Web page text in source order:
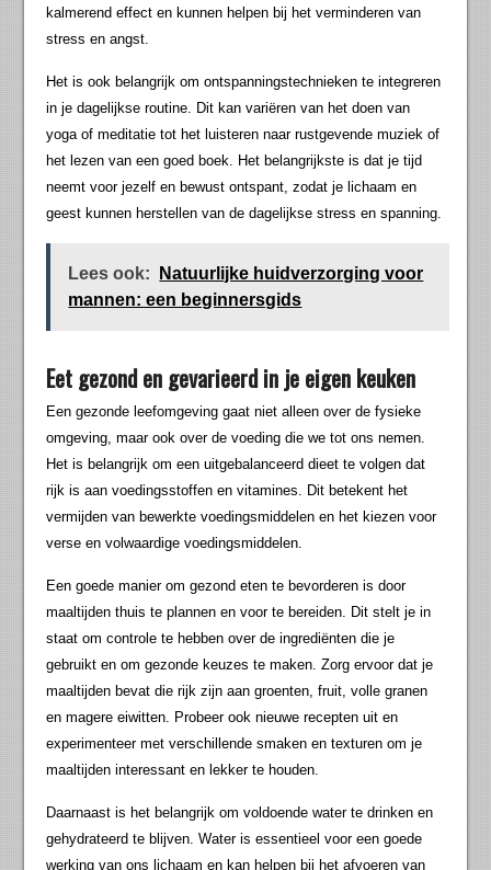
kalmerend effect en kunnen helpen bij het verminderen van
stress en angst.
Het is ook belangrijk om ontspanningstechnieken te integreren
in je dagelijkse routine. Dit kan variëren van het doen van
yoga of meditatie tot het luisteren naar rustgevende muziek of
het lezen van een goed boek. Het belangrijkste is dat je tijd
neemt voor jezelf en bewust ontspant, zodat je lichaam en
geest kunnen herstellen van de dagelijkse stress en spanning.
Lees ook:
Natuurlijke huidverzorging voor
mannen: een beginnersgids
Eet gezond en gevarieerd in je eigen keuken
Een gezonde leefomgeving gaat niet alleen over de fysieke
omgeving, maar ook over de voeding die we tot ons nemen.
Het is belangrijk om een uitgebalanceerd dieet te volgen dat
rijk is aan voedingsstoffen en vitamines. Dit betekent het
vermijden van bewerkte voedingsmiddelen en het kiezen voor
verse en volwaardige voedingsmiddelen.
Een goede manier om gezond eten te bevorderen is door
maaltijden thuis te plannen en voor te bereiden. Dit stelt je in
staat om controle te hebben over de ingrediënten die je
gebruikt en om gezonde keuzes te maken. Zorg ervoor dat je
maaltijden bevat die rijk zijn aan groenten, fruit, volle granen
en magere eiwitten. Probeer ook nieuwe recepten uit en
experimenteer met verschillende smaken en texturen om je
maaltijden interessant en lekker te houden.
Daarnaast is het belangrijk om voldoende water te drinken en
gehydrateerd te blijven. Water is essentieel voor een goede
werking van ons lichaam en kan helpen bij het afvoeren van